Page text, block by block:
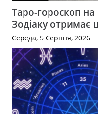
Таро-гороскоп
Зодіаку отримає
Середа, 5 Серпня, 2026